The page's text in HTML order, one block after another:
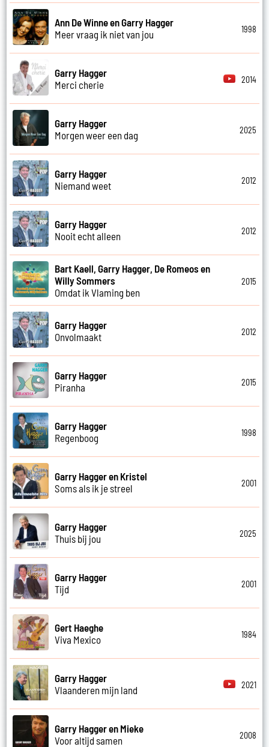
Ann De Winne en Garry Hagger
Meer vraag ik niet van jou
1998
Garry Hagger
Merci cherie
2014
Garry Hagger
Morgen weer een dag
2025
Garry Hagger
Niemand weet
2012
Garry Hagger
Nooit echt alleen
2012
Bart Kaell, Garry Hagger, De Romeos en
Willy Sommers
Omdat ik Vlaming ben
2015
Garry Hagger
Onvolmaakt
2012
Garry Hagger
Piranha
2015
Garry Hagger
Regenboog
1998
Garry Hagger en Kristel
Soms als ik je streel
2001
Garry Hagger
Thuis bij jou
2025
Garry Hagger
Tijd
2001
Gert Haeghe
Viva Mexico
1984
Garry Hagger
Vlaanderen mijn land
2021
Garry Hagger en Mieke
Voor altijd samen
2008